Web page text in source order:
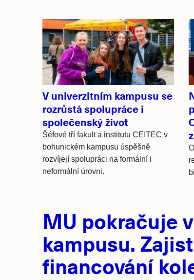
Související
články
V univerzitním kampusu se
rozrůstá spolupráce i
společenský život
Šéfové tří fakult a institutu CEITEC v
bohunickém kampusu úspěšně
rozvíjejí spolupráci na formální i
neformální úrovni.
novinky
MU pokračuje
kampusu.
financování